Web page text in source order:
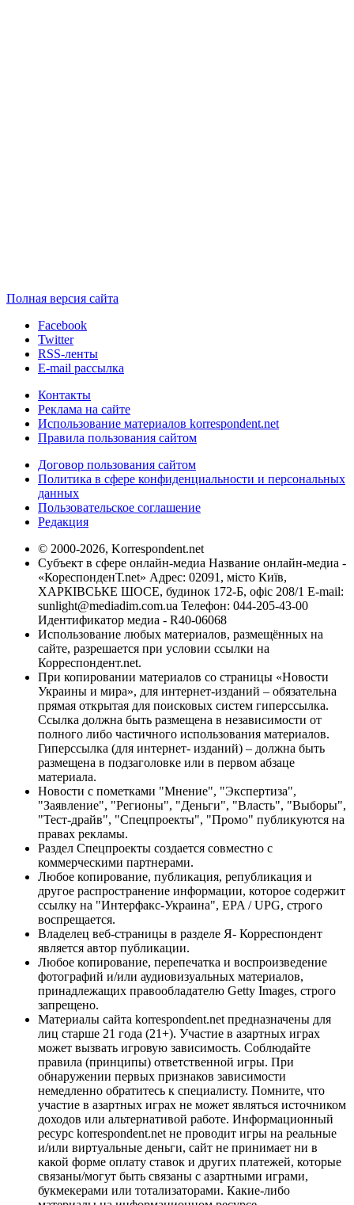
Полная версия сайта
Facebook
Twitter
RSS-ленты
E-mail рассылка
Контакты
Реклама на сайте
Использование материалов korrespondent.net
Правила пользования сайтом
Договор пользования сайтом
Политика в сфере конфиденциальности и персональных
данных
Пользовательское соглашение
Редакция
© 2000-2026, Korrespondent.net
Субъект в сфере онлайн-медиа Название онлайн-медиа -
«КореспонденТ.net» Адрес: 02091, місто Київ,
ХАРКІВСЬКЕ ШОСЕ, будинок 172-Б, офіс 208/1 E-mail:
sunlight@mediadim.com.ua Телефон: 044-205-43-00
Идентификатор медиа - R40-06068
Использование любых материалов, размещённых на
сайте, разрешается при условии ссылки на
Корреспондент.net.
При копировании материалов со страницы «Новости
Украины и мира», для интернет-изданий – обязательна
прямая открытая для поисковых систем гиперссылка.
Ссылка должна быть размещена в независимости от
полного либо частичного использования материалов.
Гиперссылка (для интернет- изданий) – должна быть
размещена в подзаголовке или в первом абзаце
материала.
Новости с пометками "Мнение", "Экспертиза",
"Заявление", "Регионы", "Деньги", "Власть", "Выборы",
"Тест-драйв", "Спецпроекты", "Промо" публикуются на
правах рекламы.
Раздел Спецпроекты создается совместно с
коммерческими партнерами.
Любое копирование, публикация, републикация и
другое распространение информации, которое содержит
ссылку на "Интерфакс-Украина", EPA / UPG, строго
воспрещается.
Владелец веб-страницы в разделе Я- Корреспондент
является автор публикации.
Любое копирование, перепечатка и воспроизведение
фотографий и/или аудиовизуальных материалов,
принадлежащих правообладателю Getty Images, строго
запрещено.
Материалы сайта korrespondent.net предназначены для
лиц старше 21 года (21+). Участие в азартных играх
может вызвать игровую зависимость. Соблюдайте
правила (принципы) ответственной игры. При
обнаружении первых признаков зависимости
немедленно обратитесь к специалисту. Помните, что
участие в азартных играх не может являться источником
доходов или альтернативой работе. Информационный
ресурс korrespondent.net не проводит игры на реальные
и/или виртуальные деньги, сайт не принимает ни в
какой форме оплату ставок и других платежей, которые
связаны/могут быть связаны с азартными играми,
букмекерами или тотализаторами. Какие-либо